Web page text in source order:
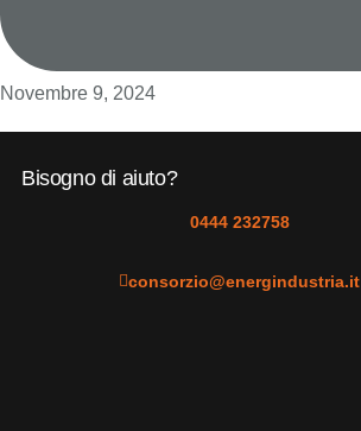
Novembre 9, 2024
Bisogno di aiuto?
0444 232758
consorzio@energindustria.it